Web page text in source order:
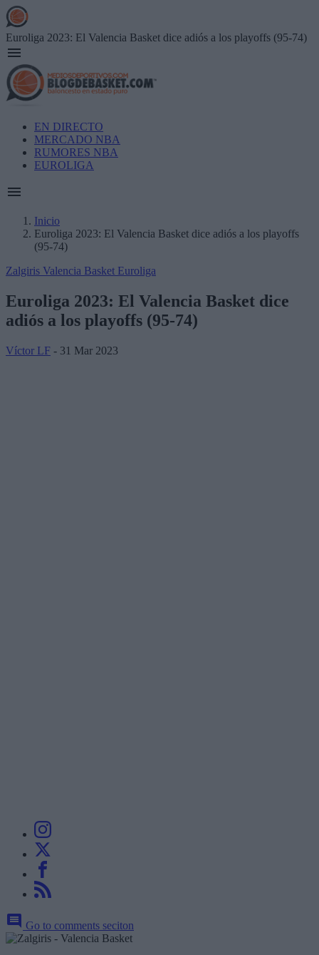
Skip
to
main
content
Euroliga 2023: El Valencia Basket dice adiós a los playoffs (95-74)
Main
navigation
EN DIRECTO
MERCADO NBA
RUMORES NBA
EUROLIGA
Breadcrumb
Inicio
Euroliga 2023: El Valencia Basket dice adiós a los playoffs
(95-74)
Zalgiris Valencia Basket Euroliga
Euroliga 2023: El Valencia Basket dice
adiós a los playoffs (95-74)
Víctor LF - 31 Mar 2023
Go to comments seciton